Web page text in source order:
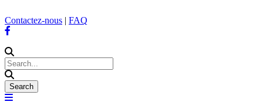
Contactez-nous | FAQ